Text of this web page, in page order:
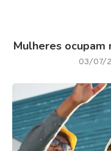
Mulheres ocupam
03/07/